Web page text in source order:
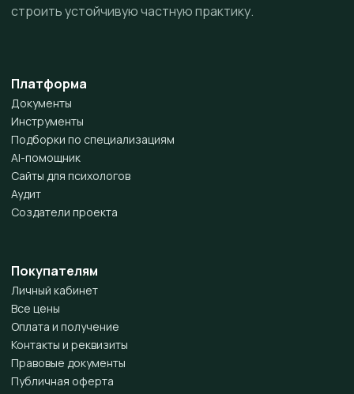
строить устойчивую частную практику.
Платформа
Документы
Инструменты
Подборки по специализациям
AI-помощник
Сайты для психологов
Аудит
Создатели проекта
Покупателям
Личный кабинет
Все цены
Оплата и получение
Контакты и реквизиты
Правовые документы
Публичная оферта